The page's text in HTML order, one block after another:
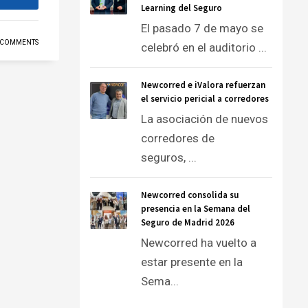
Learning del Seguro
El pasado 7 de mayo se
celebró en el auditorio ...
Newcorred e iValora refuerzan
el servicio pericial a corredores
La asociación de nuevos
corredores de
seguros, ...
Newcorred consolida su
presencia en la Semana del
Seguro de Madrid 2026
Newcorred ha vuelto a
estar presente en la
Sema...